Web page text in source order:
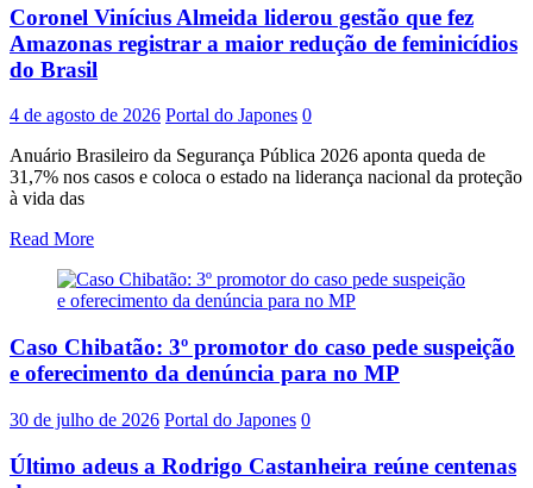
Coronel Vinícius Almeida liderou gestão que fez
Amazonas registrar a maior redução de feminicídios
do Brasil
4 de agosto de 2026 Portal do Japones 0
Anuário Brasileiro da Segurança Pública 2026 aponta queda de
31,7% nos casos e coloca o estado na liderança nacional da proteção
à vida das
Read More
Caso Chibatão: 3º promotor do caso pede suspeição
e oferecimento da denúncia para no MP
30 de julho de 2026 Portal do Japones 0
Último adeus a Rodrigo Castanheira reúne centenas